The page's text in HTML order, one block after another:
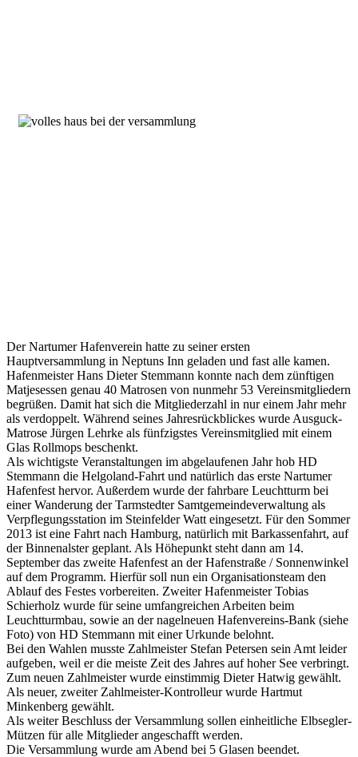
Der Nartumer Hafenverein hatte zu seiner ersten
Hauptversammlung in Neptuns Inn geladen und fast alle kamen.
Hafenmeister Hans Dieter Stemmann konnte nach dem zünftigen
Matjesessen genau 40 Matrosen von nunmehr 53 Vereinsmitgliedern
begrüßen. Damit hat sich die Mitgliederzahl in nur einem Jahr mehr
als verdoppelt. Während seines Jahresrückblickes wurde Ausguck-
Matrose Jürgen Lehrke als fünfzigstes Vereinsmitglied mit einem
Glas Rollmops beschenkt.
Als wichtigste Veranstaltungen im abgelaufenen Jahr hob HD
Stemmann die Helgoland-Fahrt und natürlich das erste Nartumer
Hafenfest hervor. Außerdem wurde der fahrbare Leuchtturm bei
einer Wanderung der Tarmstedter Samtgemeindeverwaltung als
Verpflegungsstation im Steinfelder Watt eingesetzt. Für den Sommer
2013 ist eine Fahrt nach Hamburg, natürlich mit Barkassenfahrt, auf
der Binnenalster geplant. Als Höhepunkt steht dann am 14.
September das zweite Hafenfest an der Hafenstraße / Sonnenwinkel
auf dem Programm. Hierfür soll nun ein Organisationsteam den
Ablauf des Festes vorbereiten. Zweiter Hafenmeister Tobias
Schierholz wurde für seine umfangreichen Arbeiten beim
Leuchtturmbau, sowie an der nagelneuen Hafenvereins-Bank (siehe
Foto) von HD Stemmann mit einer Urkunde belohnt.
Bei den Wahlen musste Zahlmeister Stefan Petersen sein Amt leider
aufgeben, weil er die meiste Zeit des Jahres auf hoher See verbringt.
Zum neuen Zahlmeister wurde einstimmig Dieter Hatwig gewählt.
Als neuer, zweiter Zahlmeister-Kontrolleur wurde Hartmut
Minkenberg gewählt.
Als weiter Beschluss der Versammlung sollen einheitliche Elbsegler-
Mützen für alle Mitglieder angeschafft werden.
Die Versammlung wurde am Abend bei 5 Glasen beendet.